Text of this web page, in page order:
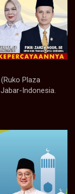
Plaza
Indonesia.